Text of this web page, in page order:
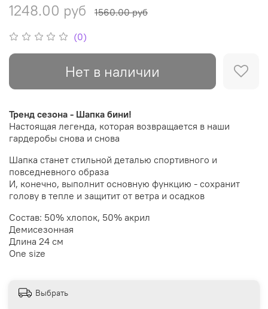
(0)
1248.00 руб
1560.00 руб
Нет в наличии
Тренд сезона - Шапка бини!
Настоящая легенда, которая возвращается в наши
гардеробы снова и снова
Шапка станет стильной деталью спортивного и
повседневного образа
И, конечно, выполнит основную функцию - сохранит
голову в тепле и защитит от ветра и осадков
Состав: 50% хлопок, 50% акрил
Демисезонная
Длина 24 см
One size
Выбрать